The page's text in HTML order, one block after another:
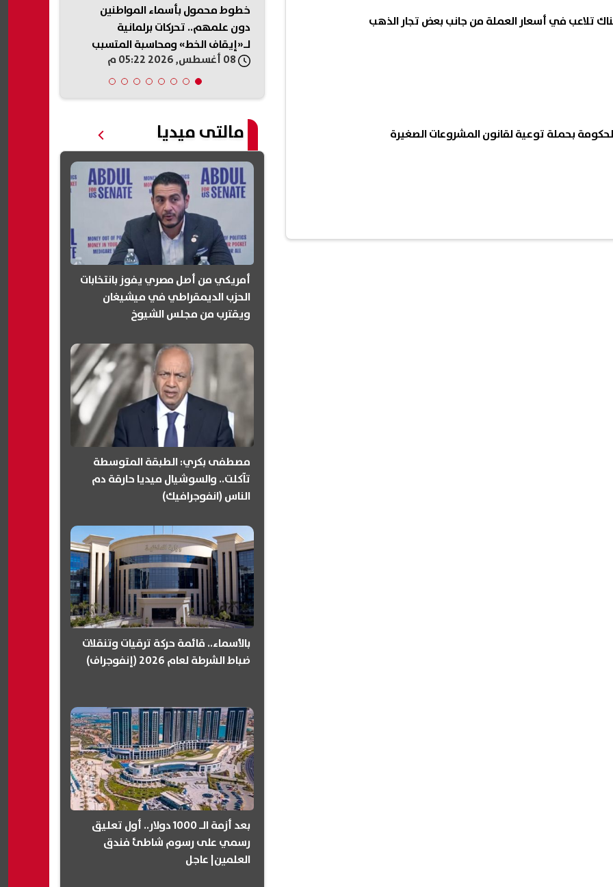
تلاعب في أسعار العملة من جانب بعض تجار الذهب
بحملة توعية لقانون المشروعات الصغيرة
محمود الليثي.. أبرز لقطات حفل
عبدالوهاب في الساحل
تسجيل الرغبات تمنحك أفضلية؟
خطوط محمول بأسماء المواطنين
دون علمهم.. تحركات برلمانية
لـ«إيقاف الخط» ومحاسبة المتسبب
مالتى ميديا
أمريكي من أصل مصري يفوز بانتخابات
الحزب الديمقراطي في ميشيغان
ويقترب من مجلس الشيوخ
مصطفى بكري: الطبقة المتوسطة
تآكلت.. والسوشيال ميديا حارقة دم
الناس (انفوجرافيك)
بالأسماء.. قائمة حركة ترقيات وتنقلات
ضباط الشرطة لعام 2026 (إنفوجراف)
بعد أزمة الـ 1000 دولار.. أول تعليق
رسمي على رسوم شاطئ فندق
العلمين| عاجل